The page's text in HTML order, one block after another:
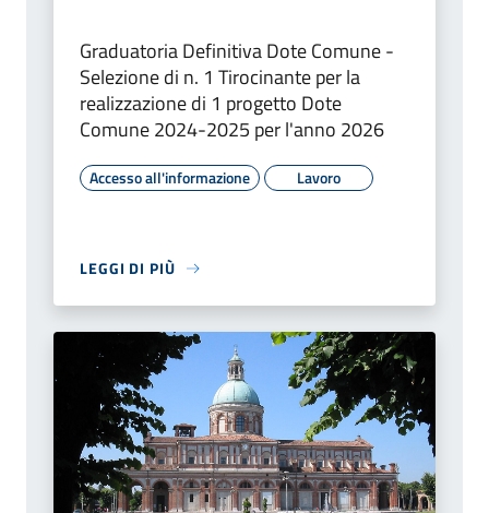
Graduatoria Definitiva Dote Comune -
Selezione di n. 1 Tirocinante per la
realizzazione di 1 progetto Dote
Comune 2024-2025 per l'anno 2026
Accesso all'informazione Lavoro
LEGGI DI PIÙ